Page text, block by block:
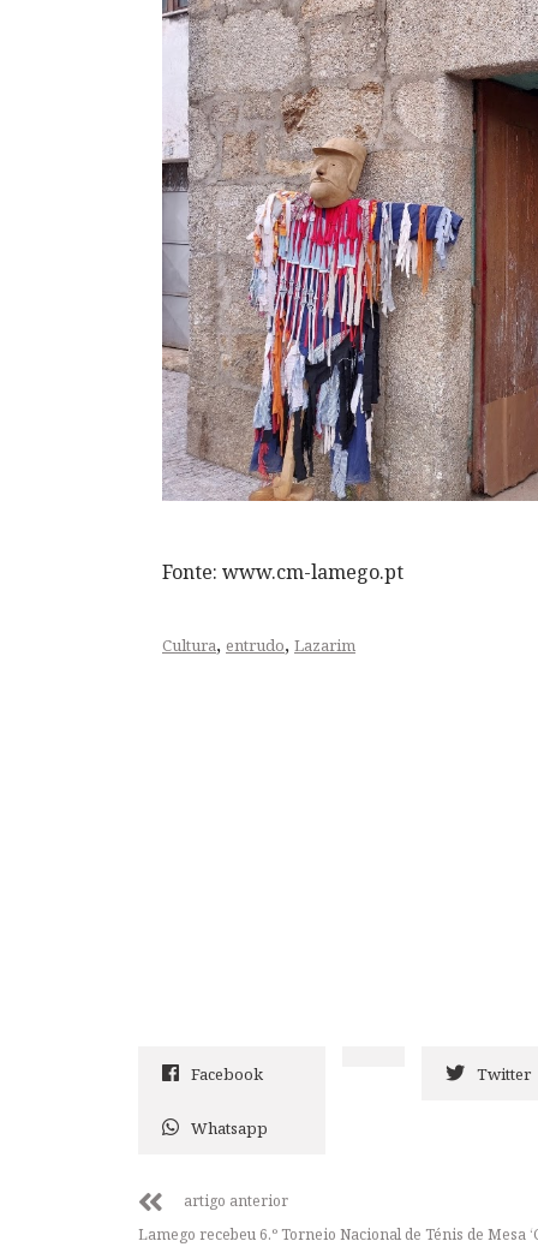
Fonte: www.cm-lamego.pt
Cultura, entrudo, Lazarim
Facebook Twitter
Whatsapp
artigo anterior
Lamego recebeu 6.º Torneio Nacional de Ténis de Mesa